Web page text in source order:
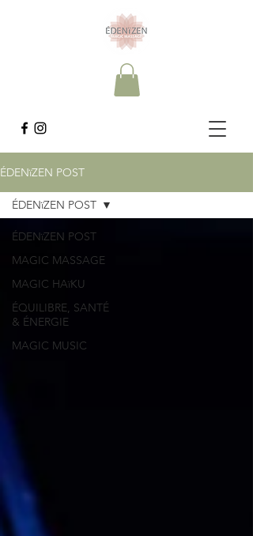
ÉDENïZEN POST
ÉDENïZEN POST
MAGIC MASSAGE
MAGIC HAïKU
ÉQUILIBRE, SANTÉ
& ÉNERGIE
MAGIC MUSIC
ÉDENïZEN POST